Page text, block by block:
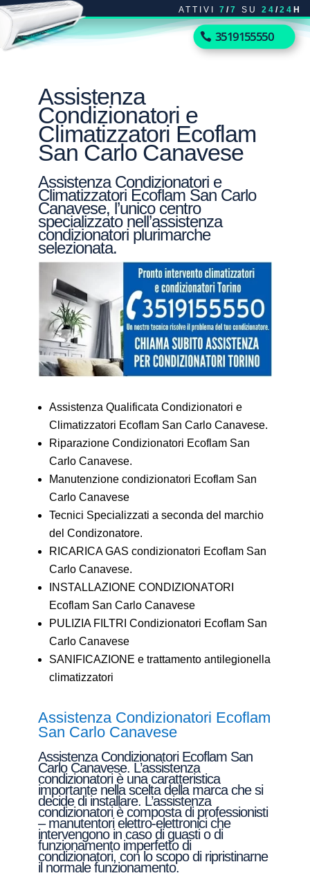
ATTIVI 7 /7 SU 24 /24 H
3519155550
Assistenza
Condizionatori e
Climatizzatori Ecoflam
San Carlo Canavese
Assistenza Condizionatori e
Climatizzatori Ecoflam San Carlo
Canavese, l’unico centro
specializzato nell’assistenza
condizionatori plurimarche
selezionata.
Assistenza Qualificata Condizionatori e
Climatizzatori Ecoflam San Carlo Canavese.
Riparazione Condizionatori Ecoflam San
Carlo Canavese.
Manutenzione condizionatori Ecoflam San
Carlo Canavese
Tecnici Specializzati a seconda del marchio
del Condizonatore.
RICARICA GAS condizionatori Ecoflam San
Carlo Canavese.
INSTALLAZIONE CONDIZIONATORI
Ecoflam San Carlo Canavese
PULIZIA FILTRI Condizionatori Ecoflam San
Carlo Canavese
SANIFICAZIONE e trattamento antilegionella
climatizzatori
Assistenza Condizionatori Ecoflam
San Carlo Canavese
Assistenza Condizionatori Ecoflam San
Carlo Canavese. L’assistenza
condizionatori è una caratteristica
importante nella scelta della marca che si
decide di installare. L’assistenza
condizionatori è composta di professionisti
– manutentori elettro-elettronici che
intervengono in caso di guasti o di
funzionamento imperfetto di
condizionatori, con lo scopo di ripristinarne
il normale funzionamento.